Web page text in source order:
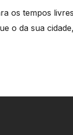
os tempos
o da sua